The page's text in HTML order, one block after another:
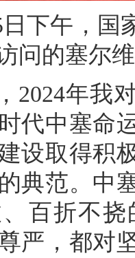
日下午，
问的塞尔
2024年我
代中塞命
设取得积
典范。中
百折不
严，都对